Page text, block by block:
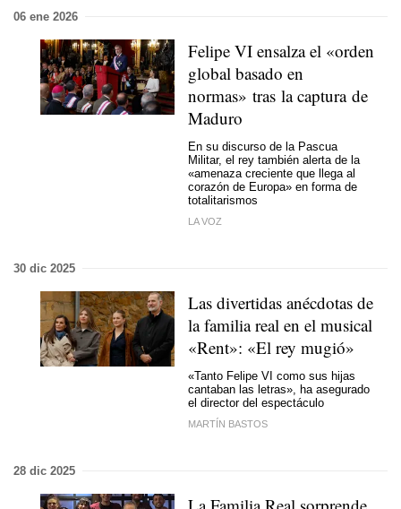
06 ene 2026
Felipe VI ensalza el «orden
global basado en
normas» tras la captura de
Maduro
En su discurso de la Pascua
Militar, el rey también alerta de la
«amenaza creciente que llega al
corazón de Europa» en forma de
totalitarismos
LA VOZ
30 dic 2025
Las divertidas anécdotas de
la familia real en el musical
«Rent»: «El rey mugió»
«Tanto Felipe VI como sus hijas
cantaban las letras», ha asegurado
el director del espectáculo
MARTÍN BASTOS
28 dic 2025
La Familia Real sorprende